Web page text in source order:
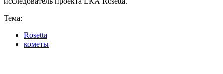
Тема:
Rosetta
кометы